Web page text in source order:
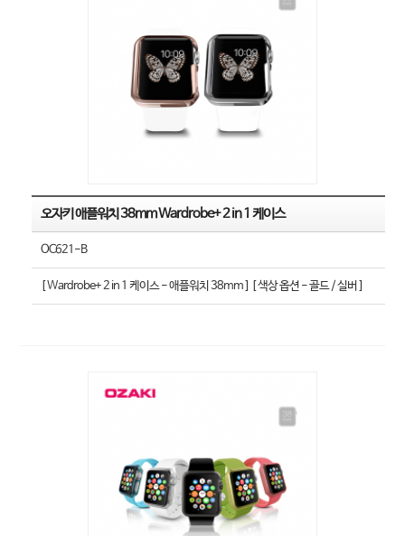
오자키 애플워치 38mm Wardrobe+ 2 in 1 케이스
OC621-B
[ Wardrobe+ 2 in 1 케이스 - 애플워치 38mm ] [ 색상 옵션 - 골드 / 실버 ]